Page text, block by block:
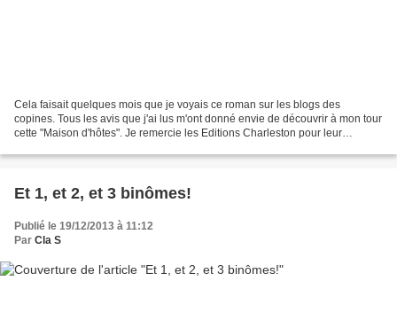
Cela faisait quelques mois que je voyais ce roman sur les blogs des
copines. Tous les avis que j'ai lus m'ont donné envie de découvrir à mon tour
cette "Maison d'hôtes". Je remercie les Editions Charleston pour leur
Et 1, et 2, et 3 binômes!
Publié le 19/12/2013 à 11:12
Par Cla S